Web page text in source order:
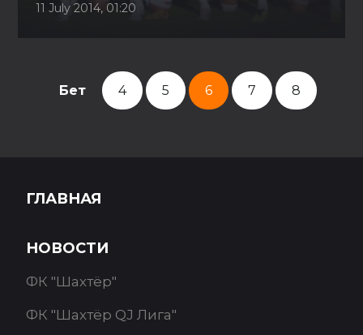
11 July 2014, 01:20
Бет 4 5 6 7 8
ГЛАВНАЯ
НОВОСТИ
ФК "Шахтёр"
ФК "Шахтёр QJ Лига"